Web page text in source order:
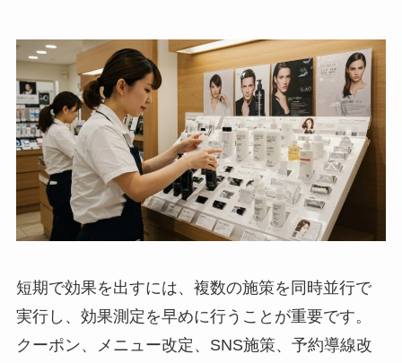
短期で効果を出すには、複数の施策を同時並行で
実行し、効果測定を早めに行うことが重要です。
クーポン、メニュー改定、SNS施策、予約導線改